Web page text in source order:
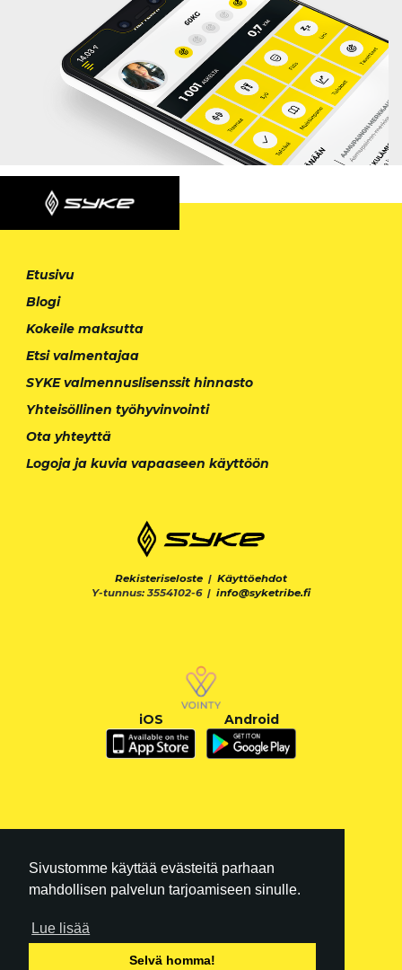
Sivustomme käyttää evästeitä parhaan
mahdollisen palvelun tarjoamiseen sinulle.
Lue lisää
Selvä homma!
Etusivu
Blogi
Kokeile maksutta
Etsi valmentajaa
SYKE valmennuslisenssit hinnasto
Yhteisöllinen työhyvinvointi
Ota yhteyttä
Logoja ja kuvia vapaaseen käyttöön
Rekisteriseloste | Käyttöehdot
Y-tunnus: 3554102-6 | info@syketribe.fi
iOS Android